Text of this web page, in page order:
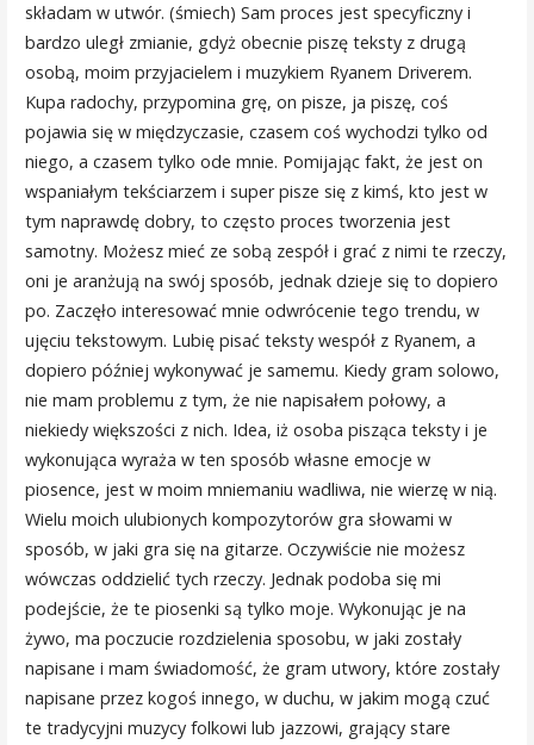
składam w utwór. (śmiech) Sam proces jest specyficzny i
bardzo uległ zmianie, gdyż obecnie piszę teksty z drugą
osobą, moim przyjacielem i muzykiem Ryanem Driverem.
Kupa radochy, przypomina grę, on pisze, ja piszę, coś
pojawia się w międzyczasie, czasem coś wychodzi tylko od
niego, a czasem tylko ode mnie. Pomijając fakt, że jest on
wspaniałym tekściarzem i super pisze się z kimś, kto jest w
tym naprawdę dobry, to często proces tworzenia jest
samotny. Możesz mieć ze sobą zespół i grać z nimi te rzeczy,
oni je aranżują na swój sposób, jednak dzieje się to dopiero
po. Zaczęło interesować mnie odwrócenie tego trendu, w
ujęciu tekstowym. Lubię pisać teksty wespół z Ryanem, a
dopiero później wykonywać je samemu. Kiedy gram solowo,
nie mam problemu z tym, że nie napisałem połowy, a
niekiedy większości z nich. Idea, iż osoba pisząca teksty i je
wykonująca wyraża w ten sposób własne emocje w
piosence, jest w moim mniemaniu wadliwa, nie wierzę w nią.
Wielu moich ulubionych kompozytorów gra słowami w
sposób, w jaki gra się na gitarze. Oczywiście nie możesz
wówczas oddzielić tych rzeczy. Jednak podoba się mi
podejście, że te piosenki są tylko moje. Wykonując je na
żywo, ma poczucie rozdzielenia sposobu, w jaki zostały
napisane i mam świadomość, że gram utwory, które zostały
napisane przez kogoś innego, w duchu, w jakim mogą czuć
te tradycyjni muzycy folkowi lub jazzowi, grający stare